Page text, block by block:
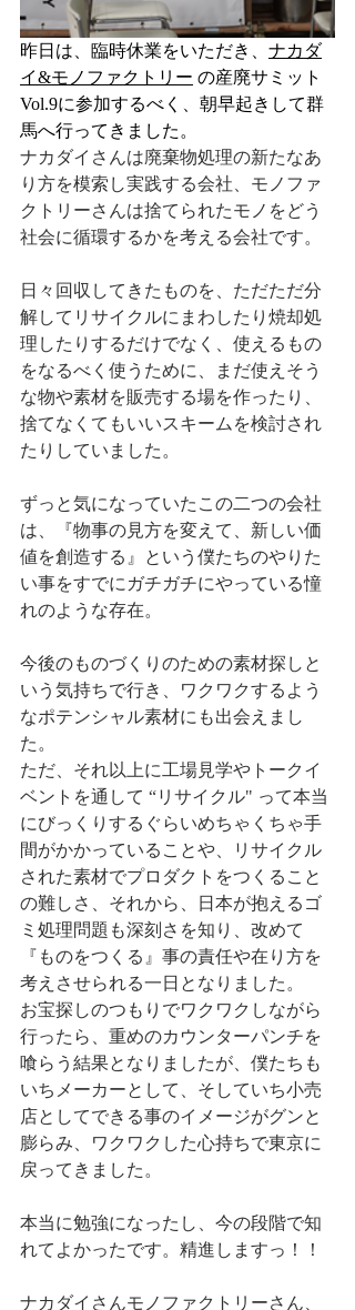
昨日は、臨時休業をいただき、 ナカダ
イ&モノファクトリー の産廃サミット
Vol.9に参加するべく、朝早起きして群
馬へ行ってきました。
ナカダイさんは廃棄物処理の新たなあ
り方を模索し実践する会社、モノファ
クトリーさんは捨てられたモノをどう
社会に循環するかを考える会社です。
日々回収してきたものを、ただただ分
解してリサイクルにまわしたり焼却処
理したりするだけでなく、使えるもの
をなるべく使うために、まだ使えそう
な物や素材を販売する場を作ったり、
捨てなくてもいいスキームを検討され
たりしていました。
ずっと気になっていたこの二つの会社
は、『物事の見方を変えて、新しい価
値を創造する』という僕たちのやりた
い事をすでにガチガチにやっている憧
れのような存在。
今後のものづくりのための素材探しと
いう気持ちで行き、ワクワクするよう
なポテンシャル素材にも出会えまし
た。
ただ、それ以上に工場見学やトークイ
ベントを通して “リサイクル" って本当
にびっくりするぐらいめちゃくちゃ手
間がかかっていることや、リサイクル
された素材でプロダクトをつくること
の難しさ、それから、日本が抱えるゴ
ミ処理問題も深刻さを知り、改めて
『ものをつくる』事の責任や在り方を
考えさせられる一日となりました。
お宝探しのつもりでワクワクしながら
行ったら、重めのカウンターパンチを
喰らう結果となりましたが、僕たちも
いちメーカーとして、そしていち小売
店としてできる事のイメージがグンと
膨らみ、ワクワクした心持ちで東京に
戻ってきました。
本当に勉強になったし、今の段階で知
れてよかったです。精進しますっ！！
ナカダイさんモノファクトリーさん、